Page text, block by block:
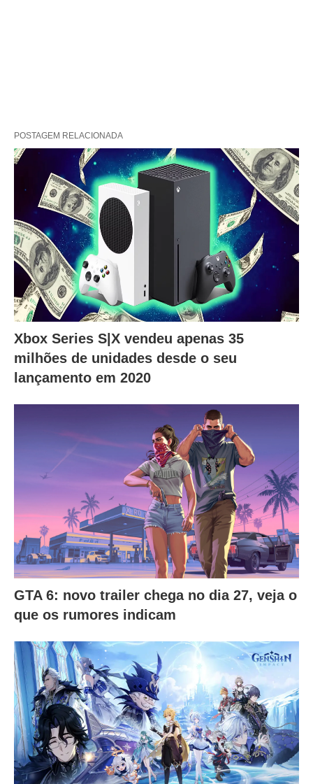
POSTAGEM RELACIONADA
Xbox Series S|X vendeu apenas 35
milhões de unidades desde o seu
lançamento em 2020
GTA 6: novo trailer chega no dia 27, veja o
que os rumores indicam